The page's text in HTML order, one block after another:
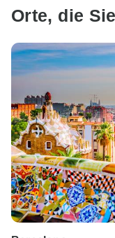
Orte, die